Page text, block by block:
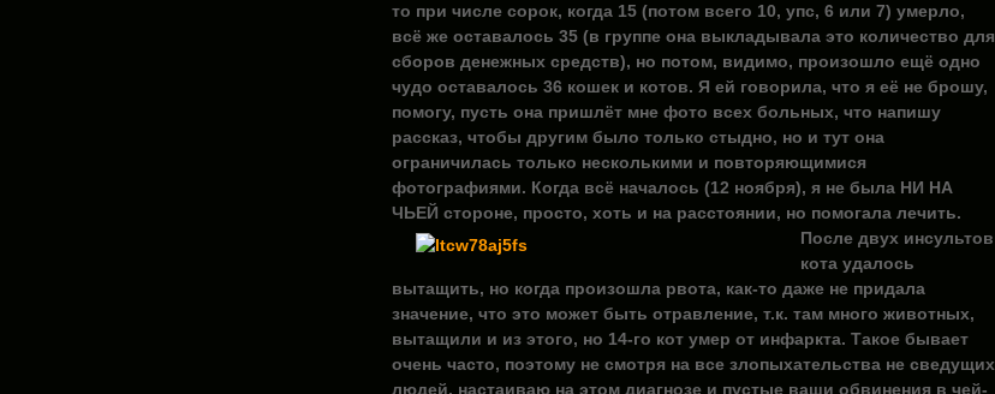
то при числе сорок, когда 15 (потом всего 10, упс, 6 или 7) умерло,
всё же оставалось 35 (в группе она выкладывала это количество для
сборов денежных средств), но потом, видимо, произошло ещё одно
чудо оставалось 36 кошек и котов. Я ей говорила, что я её не брошу,
помогу, пусть она пришлёт мне фото всех больных, что напишу
рассказ, чтобы другим было только стыдно, но и тут она
ограничилась только несколькими и повторяющимися
фотографиями. Когда всё началось (12 ноября), я не была НИ НА
ЧЬЕЙ стороне, просто, хоть и на расстоянии, но помогала лечить.
После двух инсультов
кота удалось
вытащить, но когда произошла рвота, как-то даже не придала
значение, что это может быть отравление, т.к. там много животных,
вытащили и из этого, но 14-го кот умер от инфаркта. Такое бывает
очень часто, поэтому не смотря на все злопыхательства не сведущих
людей, настаиваю на этом диагнозе и пустые ваши обвинения в чей-